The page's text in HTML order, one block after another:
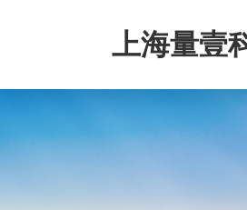
上海量壹